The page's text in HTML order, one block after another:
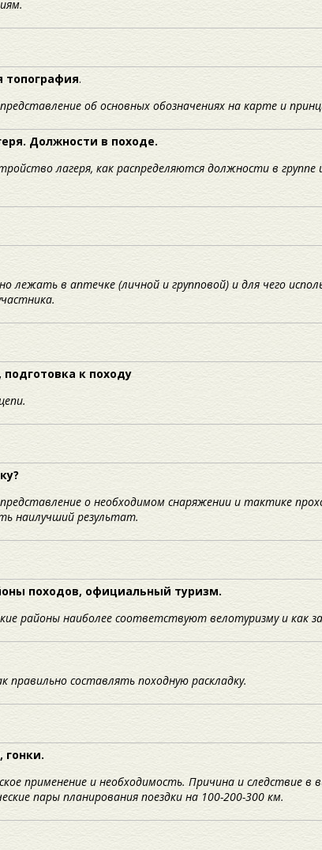
топография.
об основных обозначениях на карте и
Должности в походе.
лагеря, как распределяются должности в
лежать в аптечке (личной и групповой) и для чего
к походу
о необходимом снаряжении и тактике
наилучший результат.
походов, официальный туризм.
районы наиболее соответствуют велотуризму и как
правильно составлять походную раскладку.
гонки.
применение и необходимость. Причина и следствие в
пары планирования поездки на 100-200-300 км.